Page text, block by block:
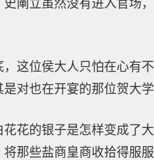
阐立虽然没有进入官场
这位侯大人只怕在心有
对也在开宴的那位贺大学
花的银子是怎样变成了
那些盐商皇商收拾得服